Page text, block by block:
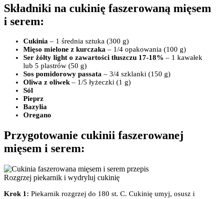
Składniki na cukinię faszerowaną mięsem
i serem:
Cukinia – 1 średnia sztuka (300 g)
Mięso mielone z kurczaka – 1/4 opakowania (100 g)
Ser żółty light o zawartości tłuszczu 17-18% – 1 kawałek
lub 5 plastrów (50 g)
Sos pomidorowy passata – 3/4 szklanki (150 g)
Oliwa z oliwek– 1/5 łyżeczki (1 g)
Sól
Pieprz
Bazylia
Oregano
Przygotowanie cukinii faszerowanej
mięsem i serem:
Rozgrzej piekarnik i wydryluj cukinię
Krok 1: Piekarnik rozgrzej do 180 st. C. Cukinię umyj, osusz i